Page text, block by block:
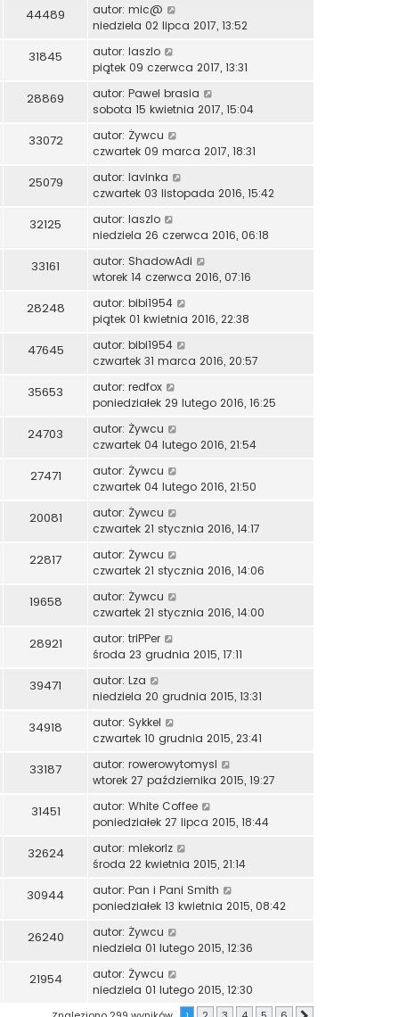
44489 autor: mic@
niedziela 02 lipca 2017, 13:52
31845 autor: laszlo
piątek 09 czerwca 2017, 13:31
28869 autor: Pawel brasia
sobota 15 kwietnia 2017, 15:04
33072 autor: Żywcu
czwartek 09 marca 2017, 18:31
25079 autor: lavinka
czwartek 03 listopada 2016, 15:42
32125 autor: laszlo
niedziela 26 czerwca 2016, 06:18
33161 autor: ShadowAdi
wtorek 14 czerwca 2016, 07:16
28248 autor: bibi1954
piątek 01 kwietnia 2016, 22:38
47645 autor: bibi1954
czwartek 31 marca 2016, 20:57
35653 autor: redfox
poniedziałek 29 lutego 2016, 16:25
24703 autor: Żywcu
czwartek 04 lutego 2016, 21:54
27471 autor: Żywcu
czwartek 04 lutego 2016, 21:50
20081 autor: Żywcu
czwartek 21 stycznia 2016, 14:17
22817 autor: Żywcu
czwartek 21 stycznia 2016, 14:06
19658 autor: Żywcu
czwartek 21 stycznia 2016, 14:00
28921 autor: triPPer
środa 23 grudnia 2015, 17:11
39471 autor: Lza
niedziela 20 grudnia 2015, 13:31
34918 autor: Sykkel
czwartek 10 grudnia 2015, 23:41
33187 autor: rowerowytomysl
wtorek 27 października 2015, 19:27
31451 autor: White Coffee
poniedziałek 27 lipca 2015, 18:44
32624 autor: mlekorlz
środa 22 kwietnia 2015, 21:14
30944 autor: Pan i Pani Smith
poniedziałek 13 kwietnia 2015, 08:42
26240 autor: Żywcu
niedziela 01 lutego 2015, 12:36
21954 autor: Żywcu
niedziela 01 lutego 2015, 12:30